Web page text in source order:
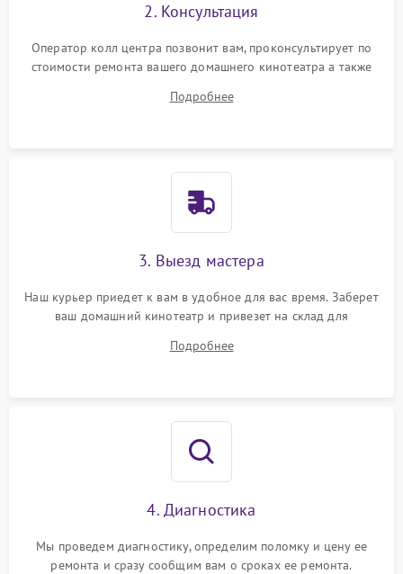
Неисправность дисплея
2000 ₽
Повреждение печатной
2800 ₽ Подробнее →
2. Консультация
Оператор колл центра позвонит вам, проконсультирует по
стоимости ремонта вашего домашнего кинотеатра а также
Подробнее
3. Выезд мастера
Наш курьер приедет к вам в удобное для вас время. Заберет
ваш домашний кинотеатр и привезет на склад для
Подробнее
4. Диагностика
Мы проведем диагностику, определим поломку и цену ее
ремонта и сразу сообщим вам о сроках ее ремонта.